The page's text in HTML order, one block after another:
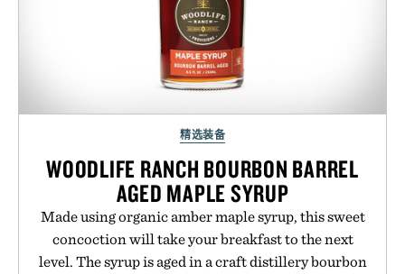
精选装备
WOODLIFE RANCH BOURBON BARREL
AGED MAPLE SYRUP
Made using organic amber maple syrup, this sweet
concoction will take your breakfast to the next
level. The syrup is aged in a craft distillery bourbon